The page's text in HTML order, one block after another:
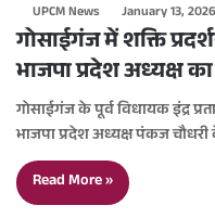
UPCM News January 13, 2026
गोसाईगंज में शक्ति
भाजपा प्रदेश अध्यक्ष
गोसाईगंज के पूर्व विधायक इंद्र
भाजपा प्रदेश अध्यक्ष पंकज
Read More »